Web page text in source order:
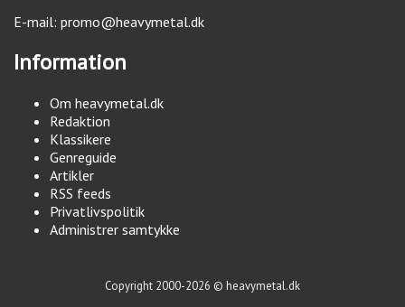
E-mail: promo@heavymetal.dk
Information
Om heavymetal.dk
Redaktion
Klassikere
Genreguide
Artikler
RSS feeds
Privatlivspolitik
Administrer samtykke
Copyright 2000-2026 © heavymetal.dk